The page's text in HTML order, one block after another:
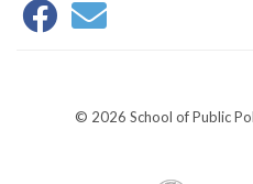
© 2026 School of Public